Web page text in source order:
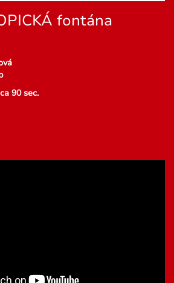
fontána
90 sec.